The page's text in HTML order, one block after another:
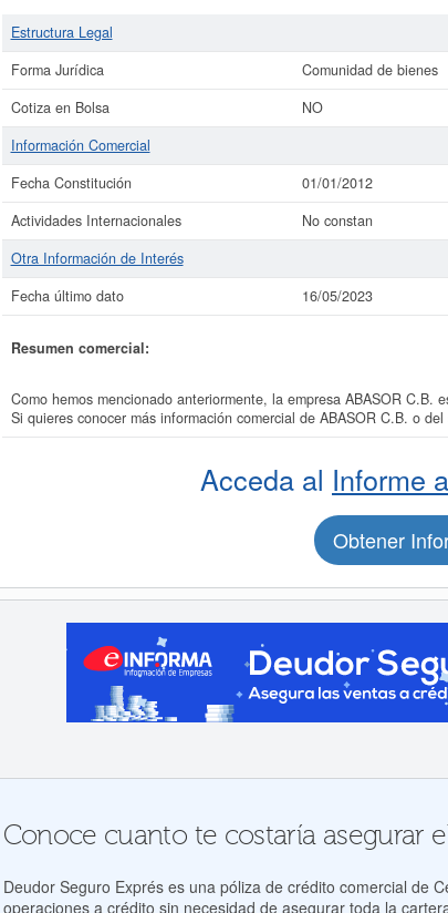
Estructura Legal
Forma Jurídica
Comunidad de bienes
Cotiza en Bolsa
NO
Información Comercial
Fecha Constitución
01/01/2012
Actividades Internacionales
No constan
Otra Información de Interés
Fecha último dato
16/05/2023
Resumen comercial:
Como hemos mencionado anteriormente, la empresa ABASOR
Si quieres conocer más información comercial de ABASOR C.B. o
Acceda al Informe
Obtener
Conoce cuanto te costaría asegurar
Deudor Seguro Exprés es una póliza de crédito comercial de
operaciones a crédito sin necesidad de asegurar toda la